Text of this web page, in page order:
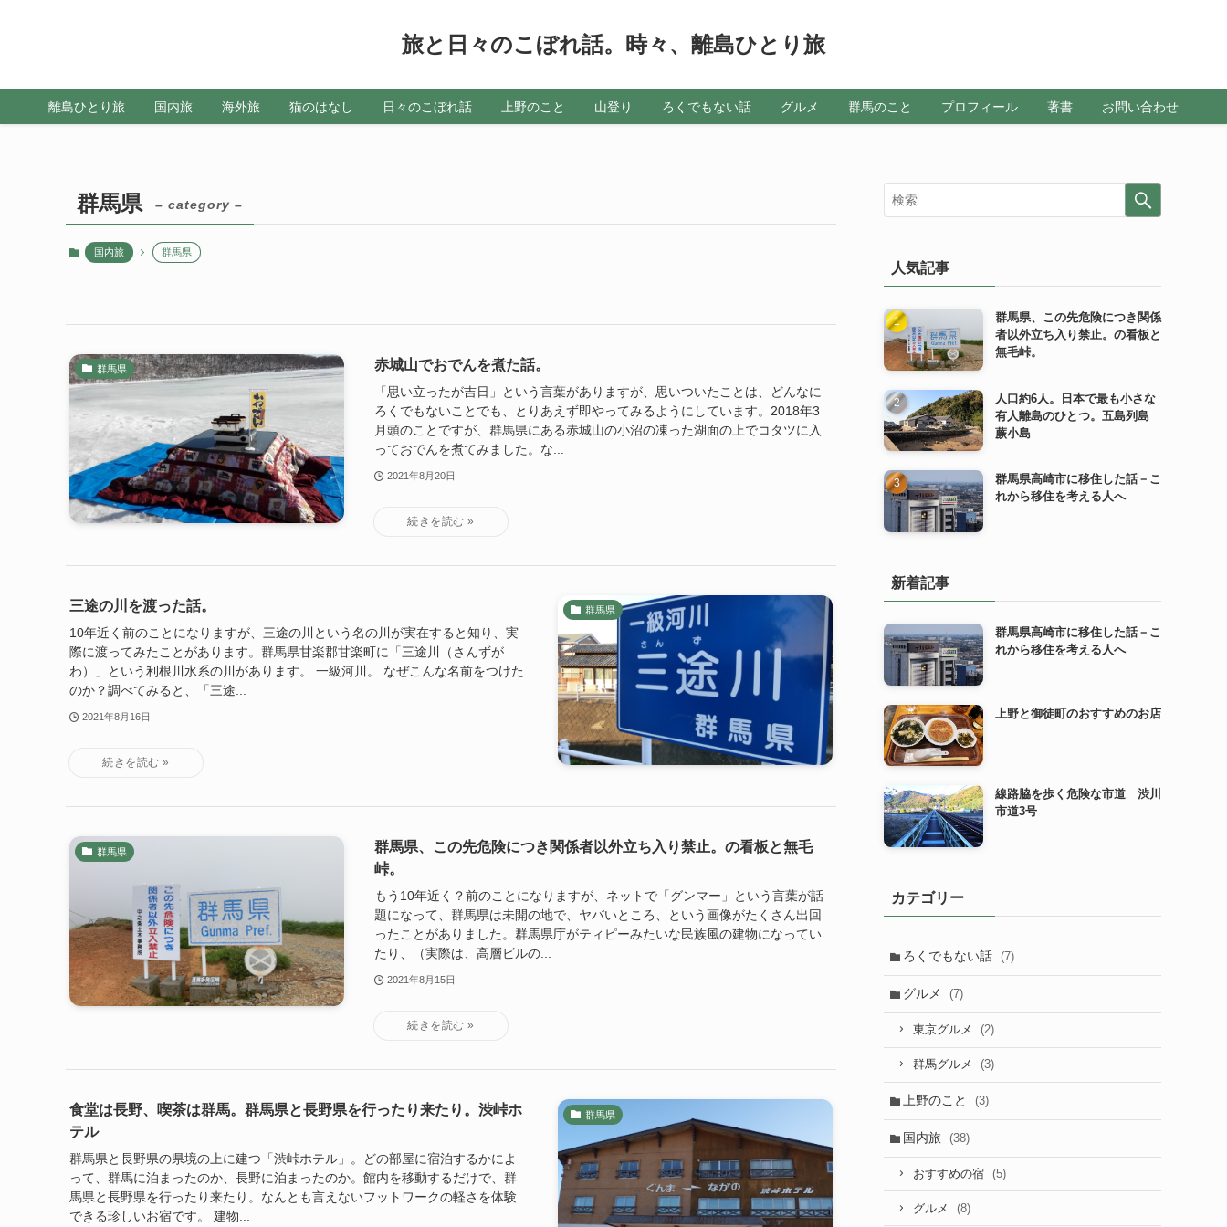
旅と日々のこぼれ話。時々、離島ひとり旅
離島ひとり旅 国内旅 海外旅 猫のはなし 日々のこぼれ話 上野のこと 山登り ろくでもない話 グルメ 群馬のこと プロフィール 著書 お問い合わせ
群馬県 – category –
国内旅 群馬県
群馬県 赤城山でおでんを煮た話。
「思い立ったが吉日」という言葉がありますが、思いついたことは、どんなに
ろくでもないことでも、とりあえず即やってみるようにしています。2018年3
月頭のことですが、群馬県にある赤城山の小沼の凍った湖面の上でコタツに入
っておでんを煮てみました。な...
2021年8月20日
群馬県
三途の川を渡った話。
10年近く前のことになりますが、三途の川という名の川が実在すると知り、実
際に渡ってみたことがあります。群馬県甘楽郡甘楽町に「三途川（さんずが
わ）」という利根川水系の川があります。 一級河川。 なぜこんな名前をつけた
のか？調べてみると、「三途...
2021年8月16日
群馬県
群馬県、この先危険につき関係者以外立ち入り禁止。の看板と無毛
峠。
もう10年近く？前のことになりますが、ネットで「グンマー」という言葉が話
題になって、群馬県は未開の地で、ヤバいところ、という画像がたくさん出回
ったことがありました。群馬県庁がティピーみたいな民族風の建物になってい
たり、（実際は、高層ビルの...
2021年8月15日
群馬県
食堂は長野、喫茶は群馬。群馬県と長野県を行ったり来たり。渋峠ホ
テル
群馬県と長野県の県境の上に建つ「渋峠ホテル」。どの部屋に宿泊するかによ
って、群馬に泊まったのか、長野に泊まったのか。館内を移動するだけで、群
馬県と長野県を行ったり来たり。なんとも言えないフットワークの軽さを体験
できる珍しいお宿です。 建物...
人気記事
群馬県、この先危険につき関係
者以外立ち入り禁止。の看板と
無毛峠。
人口約6人。日本で最も小さな
有人離島のひとつ。五島列島
蕨小島
群馬県高崎市に移住した話－こ
れから移住を考える人へ
新着記事
群馬県高崎市に移住した話－こ
れから移住を考える人へ
上野と御徒町のおすすめのお店
線路脇を歩く危険な市道 渋川
市道3号
カテゴリー
ろくでもない話 (7)
グルメ (7)
東京グルメ (2)
群馬グルメ (3)
上野のこと (3)
国内旅 (38)
おすすめの宿 (5)
グルメ (8)